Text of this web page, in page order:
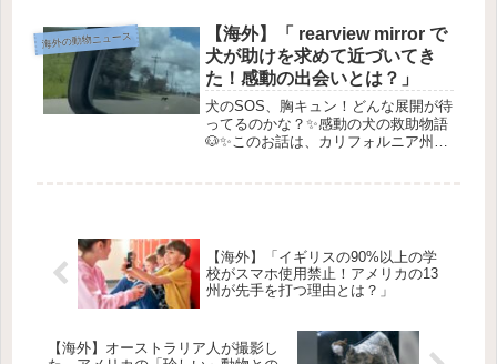
が、近くのKFCから驚きの電話を受け
ました。なんと、KFCのトイレ...
海外の動物ニュース
【海外】「 rearview mirror で
犬が助けを求めて近づいてき
た！感動の出会いとは？」
犬のSOS、胸キュン！どんな展開が待
ってるのかな？✨感動の犬の救助物語
🐶✨このお話は、カリフォルニア州フ
【海外】「イギリスの90%以上の学
校がスマホ使用禁止！アメリカの13
州が先手を打つ理由とは？」
【海外】オーストラリア人が撮影し